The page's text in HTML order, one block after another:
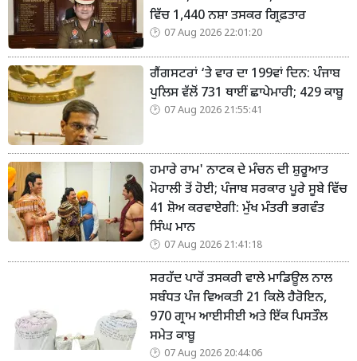
ਵਿੱਚ 1,440 ਨਸ਼ਾ ਤਸਕਰ ਗ੍ਰਿਫ਼ਤਾਰ
07 Aug 2026 22:01:20
ਗੈਂਗਸਟਰਾਂ ‘ਤੇ ਵਾਰ ਦਾ 199ਵਾਂ ਦਿਨ: ਪੰਜਾਬ
ਪੁਲਿਸ ਵੱਲੋਂ 731 ਥਾਈਂ ਛਾਪੇਮਾਰੀ; 429 ਕਾਬੂ
07 Aug 2026 21:55:41
ਹਮਾਰੇ ਰਾਮ' ਨਾਟਕ ਦੇ ਮੰਚਨ ਦੀ ਸ਼ੁਰੂਆਤ
ਮੋਹਾਲੀ ਤੋਂ ਹੋਈ; ਪੰਜਾਬ ਸਰਕਾਰ ਪੂਰੇ ਸੂਬੇ ਵਿੱਚ
41 ਸ਼ੋਅ ਕਰਵਾਏਗੀ: ਮੁੱਖ ਮੰਤਰੀ ਭਗਵੰਤ
ਸਿੰਘ ਮਾਨ
07 Aug 2026 21:41:18
ਸਰਹੱਦ ਪਾਰੋਂ ਤਸਕਰੀ ਵਾਲੇ ਮਾਡਿਊਲ ਨਾਲ
ਸਬੰਧਤ ਪੰਜ ਵਿਅਕਤੀ 21 ਕਿਲੋ ਹੈਰੋਇਨ,
970 ਗ੍ਰਾਮ ਆਈਸੀਈ ਅਤੇ ਇੱਕ ਪਿਸਤੌਲ
ਸਮੇਤ ਕਾਬੂ
07 Aug 2026 20:44:06